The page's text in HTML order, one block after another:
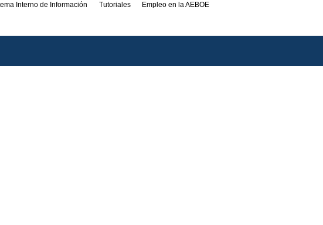
Interno de Información Tutoriales Empleo en la AEBOE